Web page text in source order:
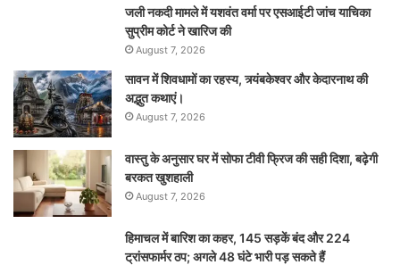
जली नकदी मामले में यशवंत वर्मा पर एसआईटी जांच याचिका
सुप्रीम कोर्ट ने खारिज की
August 7, 2026
सावन में शिवधामों का रहस्य, त्र्यंबकेश्वर और केदारनाथ की
अद्भुत कथाएं।
August 7, 2026
वास्तु के अनुसार घर में सोफा टीवी फ्रिज की सही दिशा, बढ़ेगी
बरकत खुशहाली
August 7, 2026
हिमाचल में बारिश का कहर, 145 सड़कें बंद और 224
ट्रांसफार्मर ठप; अगले 48 घंटे भारी पड़ सकते हैं